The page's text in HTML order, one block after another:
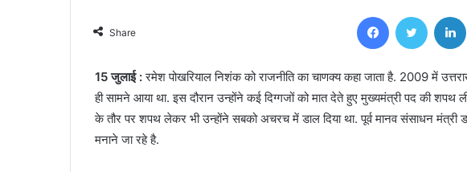
Share
FacebookTwitter
15 जुलाई :रमेश पोखरियाल निशंक को राजनीति का चाणक्य कहा जाता है. 2009 में
ही सामने आया था. इस दौरान उन्होंने कई दिग्गजों को मात देते हुए मुख्यमंत्री पद की शपथ
के तौर पर शपथ लेकर भी उन्होंने सबको अचरच में डाल दिया था. पूर्व मानव संसाधन
मनाने जा रहे है.